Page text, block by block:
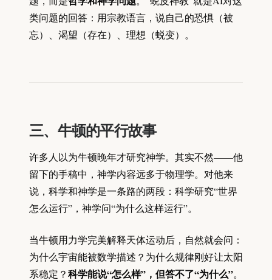
类问题的回答：用宗教语言，说自己的恐惧（被
忘）、渴望（存在）、理想（蜕变）。
三、牛顿的平行故事
许多人以为牛顿晚年才研究神学。其实不然——他
留下的手稿中，神学内容远多于物理学。对他来
说，科学和神学是一条路的两段：科学研究“世界
怎么运行”，神学问“为什么这样运行”。
当牛顿用力学完美解释天体运动后，自然就会问：
为什么宇宙能被数学描述？为什么规律刚好让太阳
系稳定？科学能说“怎么样”，但答不了“为什么”。